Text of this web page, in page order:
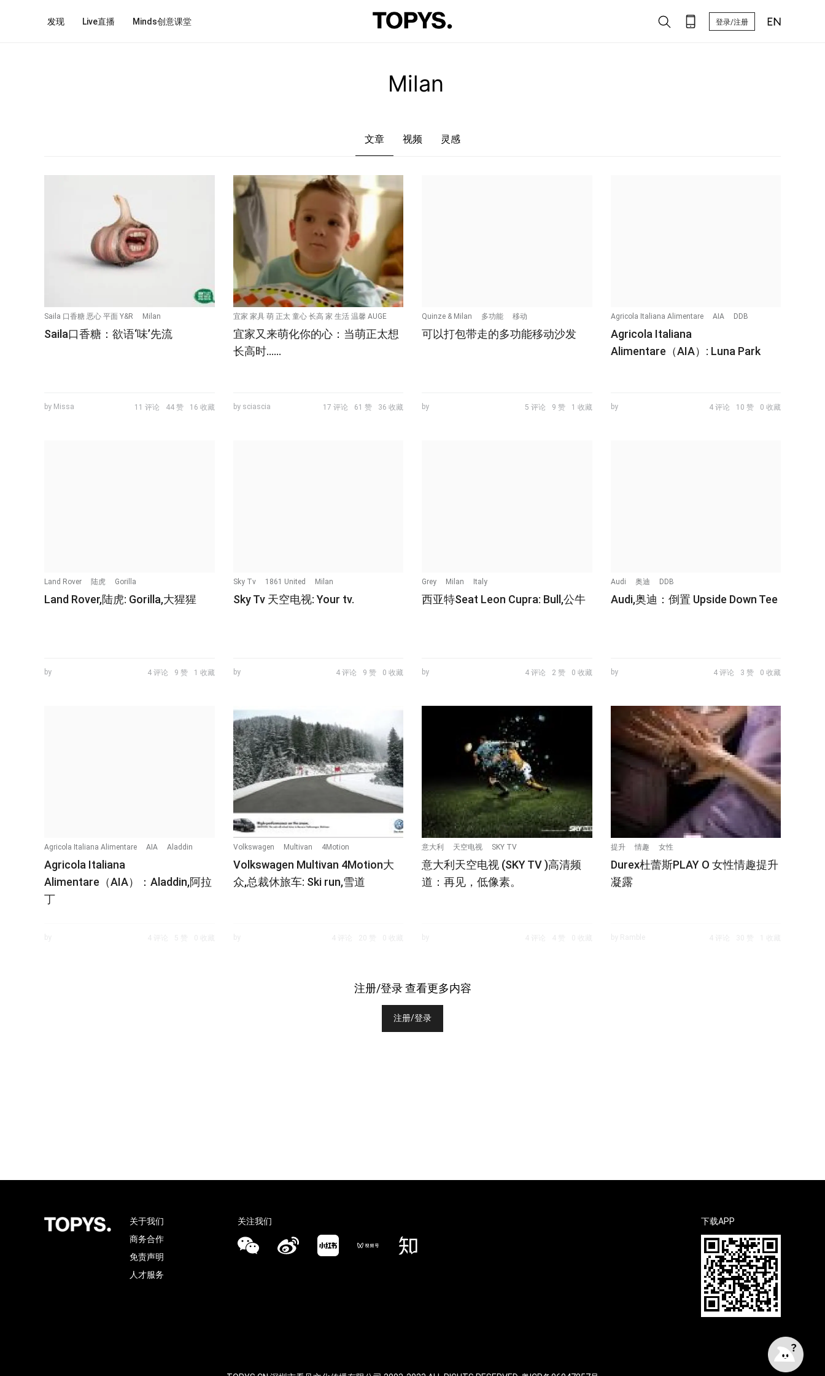
发现 Live直播 Minds创意课堂 登录/注册
文章 视频 灵感
Saila 口香糖 恶心 平面 Y&R Milan
Italy 洋葱 大蒜 鱼 形象 直观
Saila口香糖：欲语‘味’先流
by Missa 11 评论 44 赞 16 收藏
宜家 家具 萌 正太 童心 长高 家 生活 温馨 AUGE
Milan 意大利 TVC
宜家又来萌化你的心：当萌正太想
长高时……
by sciascia 17 评论 61 赞 36 收藏
Quinze & Milan 多功能 移动
可以打包带走的多功能移动沙发
by 5 评论 9 赞 1 收藏
Agricola Italiana Alimentare AIA DDB
Agricola Italiana
Alimentare（AIA）: Luna Park
by 4 评论 10 赞 0 收藏
Land Rover 陆虎 Gorilla
Land Rover,陆虎: Gorilla,大猩猩
by 4 评论 9 赞 1 收藏
Sky Tv 1861 United Milan
Sky Tv 天空电视: Your tv.
by 4 评论 9 赞 0 收藏
Grey Milan Italy
西亚特Seat Leon Cupra: Bull,公牛
by 4 评论 2 赞 0 收藏
Audi 奥迪 DDB
Audi,奥迪：倒置 Upside Down Tee
by 4 评论 3 赞 0 收藏
Agricola Italiana Alimentare AIA Aladdin
Agricola Italiana
Alimentare（AIA）：Aladdin,阿拉
丁
Volkswagen Multivan 4Motion
Volkswagen Multivan 4Motion大
众,总裁休旅车: Ski run,雪道
意大利 天空电视 SKY TV
意大利天空电视 (SKY TV )高清频
道：再见，低像素。
提升 情趣 女性
Durex杜蕾斯PLAY O 女性情趣提升
凝露
注册/登录 查看更多内容
注册/登录
关于我们
商务合作
免责声明
人才服务
关注我们 下载APP